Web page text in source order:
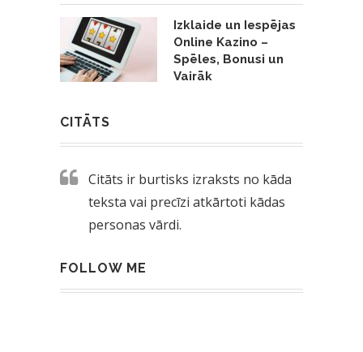
Izklaide un Iespējas
Online Kazino –
Spēles, Bonusi un
Vairāk
CITĀTS
Citāts ir burtisks izraksts no kāda
teksta vai precīzi atkārtoti kādas
personas vārdi.
FOLLOW ME